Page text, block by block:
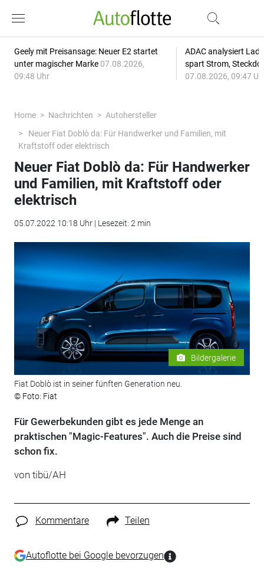
Geely mit Preisansage: Neuer E2 startet
unter magischer Marke 07.08.2026,
09:48 Uhr
ADAC analysiert
spart Strom,
07.08.2026, 09:47
Home Nachrichten
Autohersteller
Neuer Fiat Doblò da: Für Handwerker und Familien, mit
Kraftstoff oder elektrisch
Neuer Fiat Doblò da: Für Handwerker
und Familien, mit Kraftstoff oder
elektrisch
05.07.2022 10:18 Uhr | Lesezeit: 2 min
Bildergalerie
Fiat Doblò ist in seiner fünften Generation neu.
© Foto: Fiat
Für Gewerbekunden gibt es jede Menge an
praktischen "Magic-Features". Auch die Preise sind
schon fix.
von tibü/AH
Kommentare Teilen
Autoflotte bei Google bevorzugen